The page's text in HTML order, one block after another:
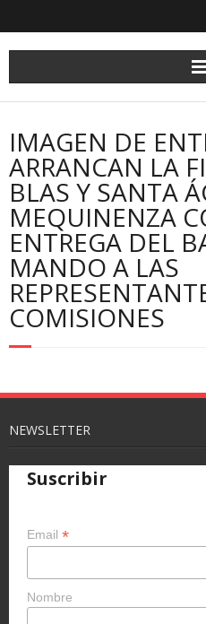
IMAGEN DE
ARRANCAN LA
BLAS Y SANTA
MEQUINENZA
ENTREGA DEL
MANDO A LAS
COMISIONES
NEWSLETTER
Suscribir
Email *
Nombre